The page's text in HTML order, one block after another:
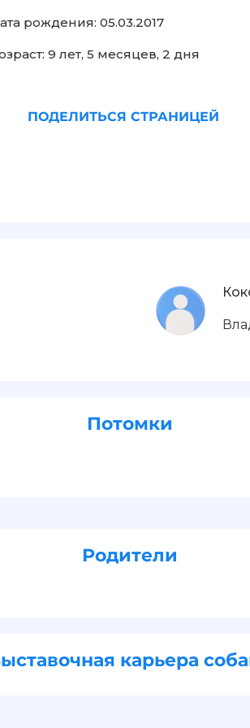
рождения: 05.03.2017
9 лет, 5 месяцев, 2 дня
ПОДЕЛИТЬСЯ СТРАНИЦЕЙ
Потомки
Родители
карьера